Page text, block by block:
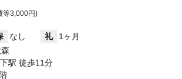
等3,000円)
なし 礼
1ヶ月
駅 徒歩11分